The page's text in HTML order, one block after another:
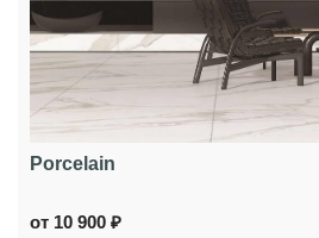
Porcelain
от 10 900 ₽